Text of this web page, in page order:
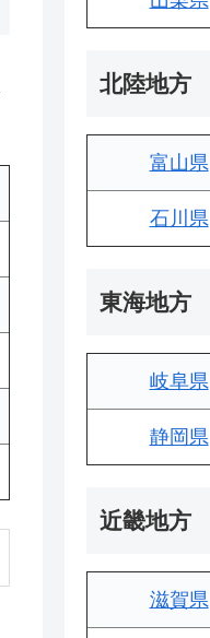
北陸地方
富山県
石川県
東海地方
岐阜県
静岡県
近畿地方
滋賀県